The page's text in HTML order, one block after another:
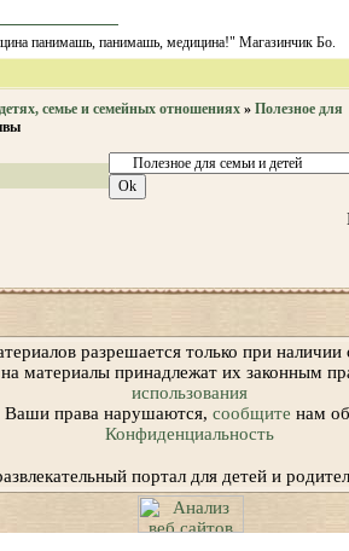
панимашь, панимашь, медицина!" Магазинчик Бо.
семье и семейных отношениях » Полезное для
разрешается только при наличии
материалы принадлежат их законным
использования
Ваши права нарушаются, сообщите нам
Конфиденциальность
портал для детей и